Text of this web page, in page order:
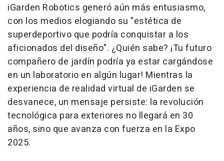
iGarden Robotics generó aún más entusiasmo,
con los medios elogiando su "estética de
superdeportivo que podría conquistar a los
aficionados del diseño". ¿Quién sabe? ¡Tu futuro
compañero de jardín podría ya estar cargándose
en un laboratorio en algún lugar! Mientras la
experiencia de realidad virtual de iGarden se
desvanece, un mensaje persiste: la revolución
tecnológica para exteriores no llegará en 30
años, sino que avanza con fuerza en la Expo
2025.